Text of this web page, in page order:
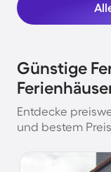
Günstige
Entdecke
und bestem